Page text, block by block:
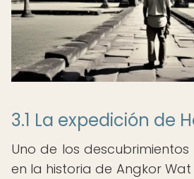
3.1 La expedición de
Uno de los
en la historia de Angkor